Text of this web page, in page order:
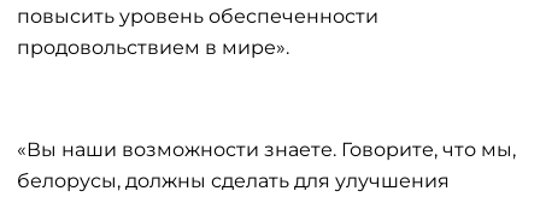
повысить уровень обеспеченности
продовольствием в мире».
«Вы наши возможности знаете. Говорите, что мы,
белорусы, должны сделать для улучшения